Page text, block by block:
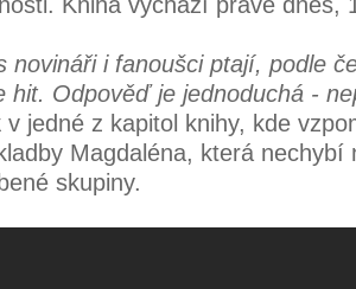
novináři i fanoušci ptají, podle
hit. Odpověď je jednoduchá -
v jedné z kapitol knihy, kde
Magdaléna, která nechybí
skupiny.